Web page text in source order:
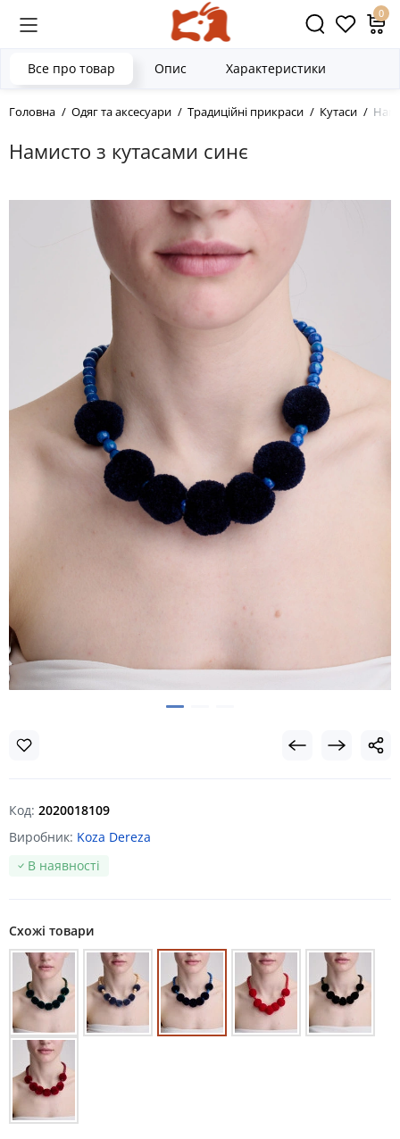
0
Головна Одяг та аксесуари Традиційні прикраси Кутаси
Намисто з кутасами синє
Все про товар Опис Характеристики
Код: 2020018109
Виробник: Koza Dereza
В наявності
Схожі товари